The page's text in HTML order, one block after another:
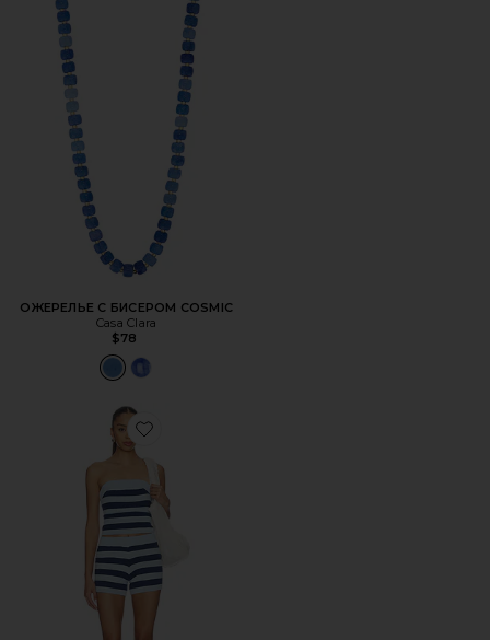
ОЖЕРЕЛЬЕ С БИСЕРОМ COSMIC
Casa Clara
$78
Favorite КОМПЛЕКТ X FREE-EST SASSAFRASS SWEATER